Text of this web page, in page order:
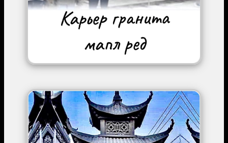
Image